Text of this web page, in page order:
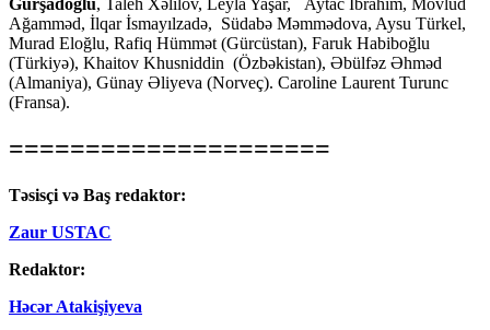
Gürşadoğlu, Taleh Xəlilov, Leyla Yaşar, Aytac İbrahim, Mövlud
Ağamməd, İlqar İsmayılzadə, Südabə Məmmədova, Aysu Türkel,
Murad Eloğlu, Rafiq Hümmət (Gürcüstan), Faruk Habiboğlu
(Türkiyə), Khaitov Khusniddin (Özbəkistan), Əbülfəz Əhməd
(Almaniya), Günay Əliyeva (Norveç). Caroline Laurent Turunc
(Fransa).
=====================
Təsisçi və Baş redaktor:
Zaur USTAC
Redaktor:
Həcər Atakişiyeva